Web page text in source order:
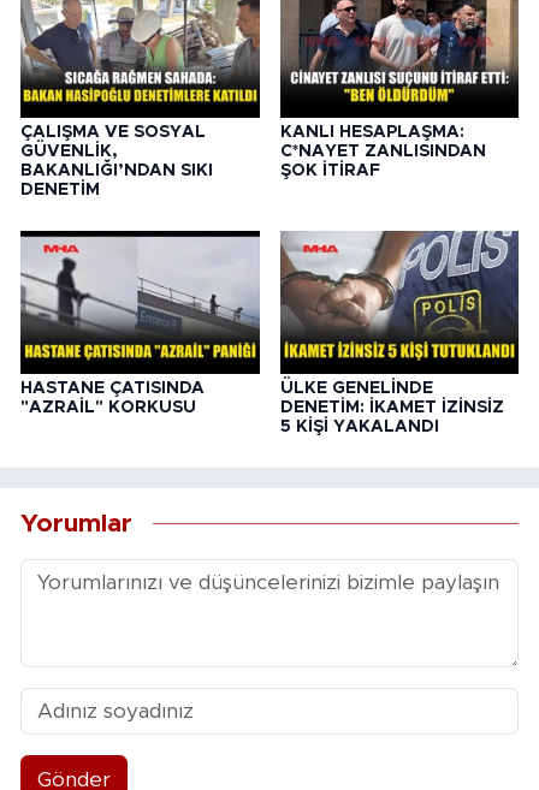
ÇALIŞMA VE SOSYAL
GÜVENLİK,
BAKANLIĞI’NDAN SIKI
DENETİM
KANLI HESAPLAŞMA:
C*NAYET ZANLISINDAN
ŞOK İTİRAF
HASTANE ÇATISINDA
"AZRAİL" KORKUSU
ÜLKE GENELİNDE
DENETİM: İKAMET İZİNSİZ
5 KİŞİ YAKALANDI
Yorumlar
Gönder